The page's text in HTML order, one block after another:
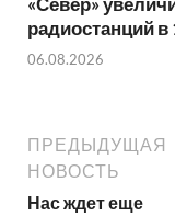
радиостанций
06.08.2026
ПРЕДЫДУЩАЯ
НОВОСТЬ
Нас ждет еще